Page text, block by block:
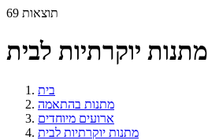
69 תוצאות
מתנות יוקרתיות לבית
בית
מתנות בהתאמה
ארועים מיוחדים
מתנות יוקרתיות לבית